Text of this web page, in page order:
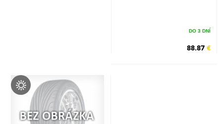
DO 3 DNÍ
88.87 €